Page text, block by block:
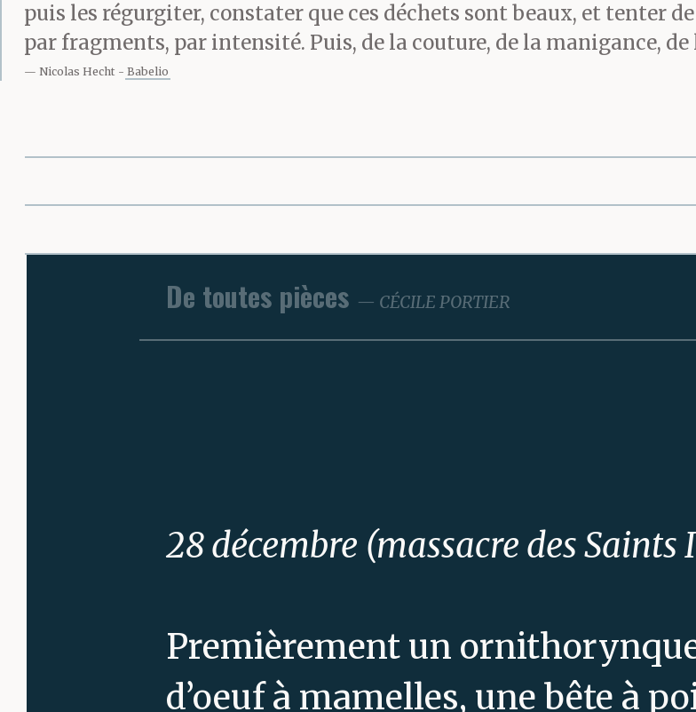
puis les régurgiter, constater que ces déchets sont beaux, et tenter
par fragments, par intensité. Puis, de la couture, de la manigance,
Nicolas Hecht Babelio
De toutes pièces CÉCILE PORTIER
28 décembre (massacre des Saints
Premièrement un
d’oeuf à mamelles, une bête à